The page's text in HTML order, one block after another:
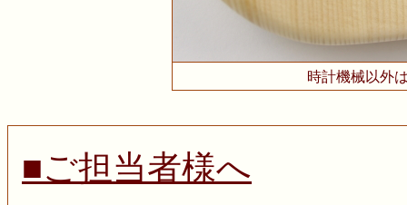
時計機械以外
■ご担当者様へ